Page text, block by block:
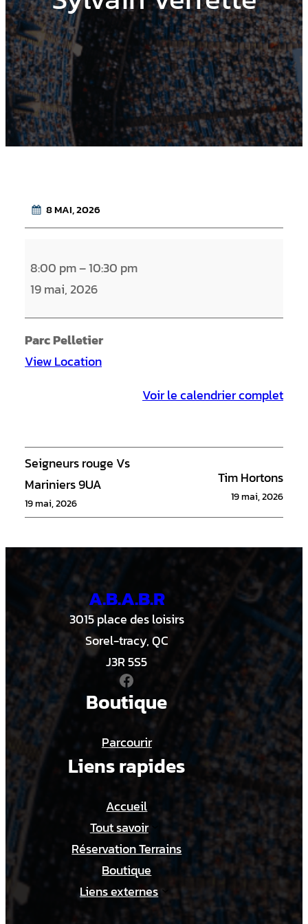
8 MAI, 2026
y
v
a
i
r
e
t
e
8:00 pm–10:30 pm
19 mai, 2026
Parc Pelletier
View Location
Voir le calendrier complet
Seigneurs rouge Vs
Mariniers 9UA
19 mai, 2026
Tim Hortons
19 mai, 2026
A.B.A.B.R
3015 place des loisirs
Sorel-tracy, QC
J3R 5S5
Facebook
Boutique
Parcourir
Liens rapides
Accueil
Tout savoir
Réservation Terrains
Boutique
Liens externes